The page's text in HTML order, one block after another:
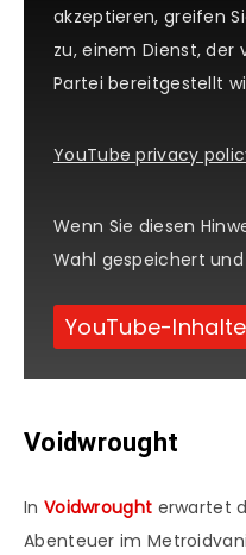
akzeptieren, greifen
zu, einem Dienst,
Partei bereitgestellt
YouTube privacy
Wenn Sie diesen
Wahl gespeichert
YouTube-
Voidwrought
In Voidwrought erwartet
Abenteuer im